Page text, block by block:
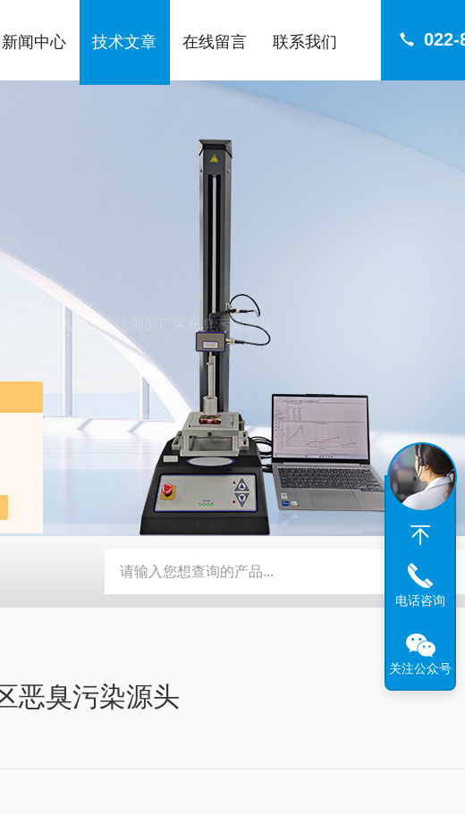
022-
新闻中心 技术文章 在线留言 联系我们
气体在线监测系统溯源厂区恶臭污染源头
FR便携式有毒气体检测仪 PG系列便携式多组分气体监测仪 DRY-
恶臭污染源头
电话咨询
关注公众号